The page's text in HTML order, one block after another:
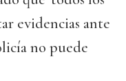
evidencias ante
no puede